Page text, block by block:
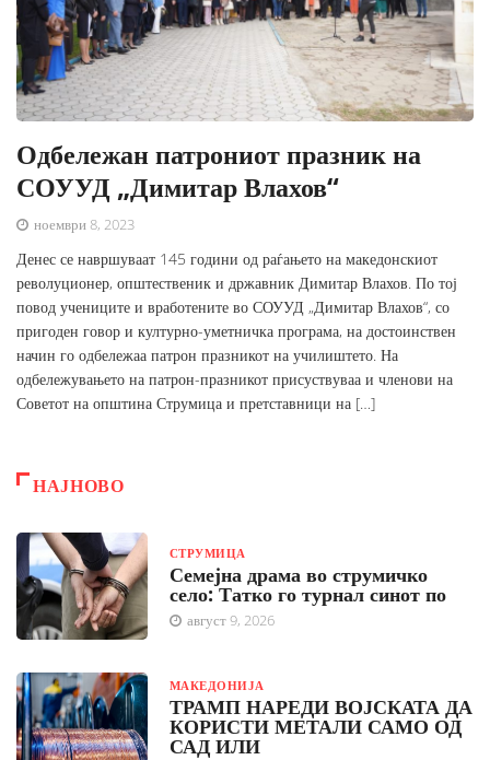
Одбележан патрониот празник на
СОУУД „Димитар Влахов“
ноември 8, 2023
Денес се навршуваат 145 години од раѓањето на македонскиот
револуционер, општественик и државник Димитар Влахов. По тој
повод учениците и вработените во СОУУД „Димитар Влахов“, со
пригоден говор и културно-уметничка програма, на достоинствен
начин го одбележаа патрон празникот на училиштето. На
одбележувањето на патрон-празникот присуствуваа и членови на
Советот на општина Струмица и претставници на […]
НАЈНОВО
СТРУМИЦА
Семејна драма во струмичко
село: Татко го турнал синот по
август 9, 2026
МАКЕДОНИЈА
ТРАМП НАРЕДИ ВОЈСКАТА ДА
КОРИСТИ МЕТАЛИ САМО ОД
САД ИЛИ